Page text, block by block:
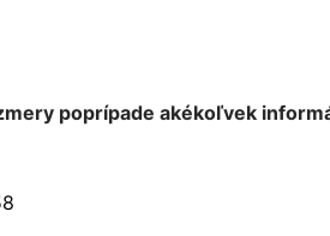
poprípade akékoľvek